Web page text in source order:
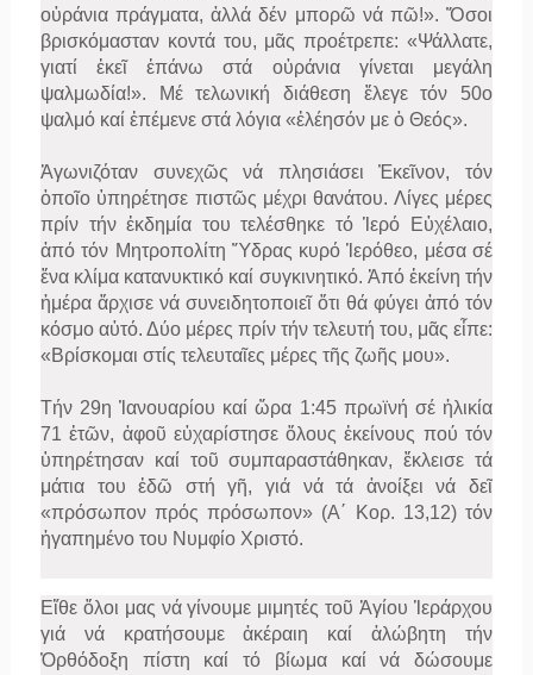
οὐράνια πράγματα, ἀλλά δέν μπορῶ νά πῶ!». Ὅσοι
βρισκόμασταν κοντά του, μᾶς προέτρεπε: «Ψάλλατε,
γιατί ἐκεῖ ἐπάνω στά οὐράνια γίνεται μεγάλη
ψαλμωδία!». Μέ τελωνική διάθεση ἔλεγε τόν 50ο
ψαλμό καί ἐπέμενε στά λόγια «ἐλέησόν με ὁ Θεός».
Ἀγωνιζόταν συνεχῶς νά πλησιάσει Ἐκεῖνον, τόν
ὁποῖο ὑπηρέτησε πιστῶς μέχρι θανάτου. Λίγες μέρες
πρίν τήν ἐκδημία του τελέσθηκε τό Ἱερό Εὐχέλαιο,
ἀπό τόν Μητροπολίτη Ὕδρας κυρό Ἱερόθεο, μέσα σέ
ἕνα κλίμα κατανυκτικό καί συγκινητικό. Ἀπό ἐκείνη τήν
ἡμέρα ἄρχισε νά συνειδητοποιεῖ ὅτι θά φύγει ἀπό τόν
κόσμο αὐτό. Δύο μέρες πρίν τήν τελευτή του, μᾶς εἶπε:
«Βρίσκομαι στίς τελευταῖες μέρες τῆς ζωῆς μου».
Τήν 29η Ἰανουαρίου καί ὥρα 1:45 πρωϊνή σέ ἡλικία
71 ἐτῶν, ἀφοῦ εὐχαρίστησε ὅλους ἐκείνους πού τόν
ὑπηρέτησαν καί τοῦ συμπαραστάθηκαν, ἔκλεισε τά
μάτια του ἐδῶ στή γῆ, γιά νά τά ἀνοίξει νά δεῖ
«πρόσωπον πρός πρόσωπον» (Α΄ Κορ. 13,12) τόν
ἠγαπημένο του Νυμφίο Χριστό.
Εἴθε ὅλοι μας νά γίνουμε μιμητές τοῦ Ἁγίου Ἱεράρχου
γιά νά κρατήσουμε ἀκέραιη καί ἀλώβητη τήν
Ὀρθόδοξη πίστη καί τό βίωμα καί νά δώσουμε